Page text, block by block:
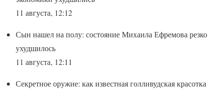
11 августа, 12:12
Сын нашел на полу: состояние Михаила Ефремова резко
ухудшилось
11 августа, 12:11
Секретное оружие: как известная голливудская красотка